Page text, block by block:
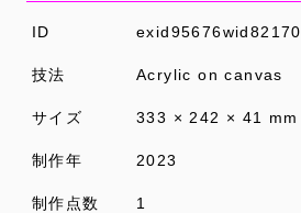
ID exid95676wid82170
技法 Acrylic on canvas
サイズ 333 × 242 × 41 mm
制作年 2023
制作点数 1